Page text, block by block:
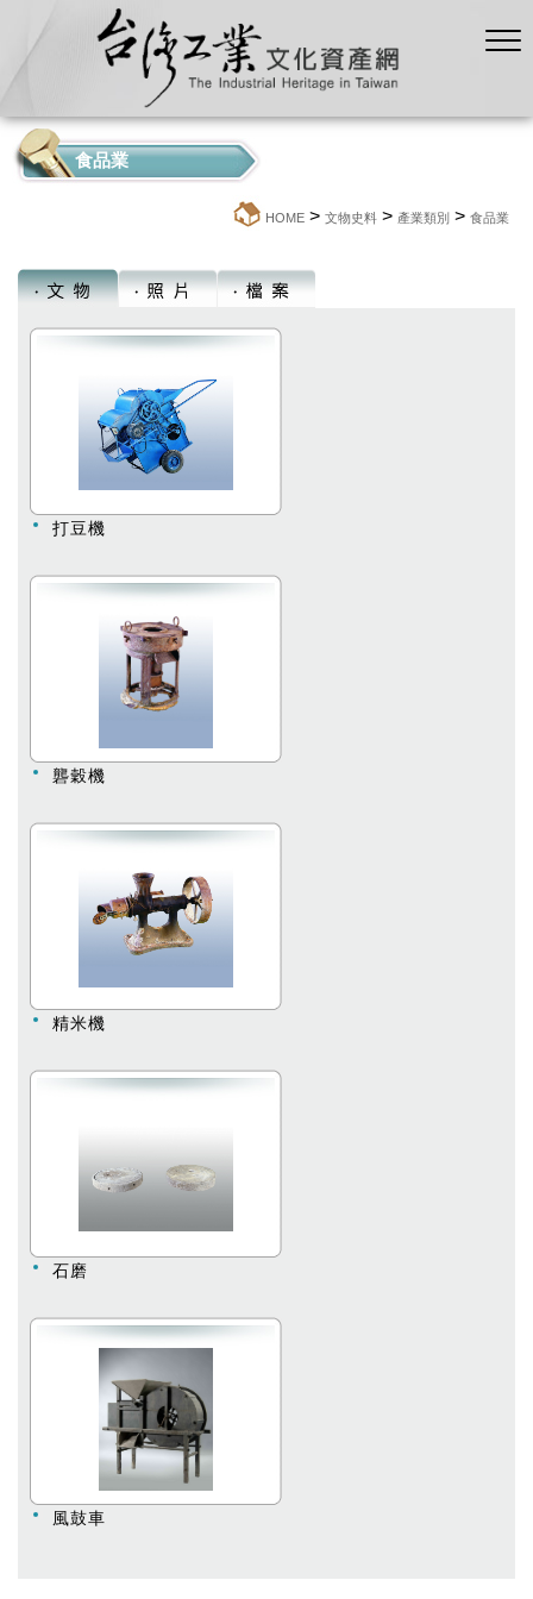
食品業
HOME > 文物史料 > 產業類別 > 食品業
打豆機
礱穀機
精米機
石磨
風鼓車